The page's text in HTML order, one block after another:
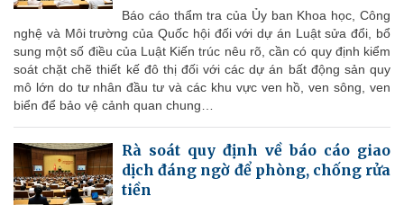
Báo cáo thẩm tra của Ủy ban Khoa học, Công
nghệ và Môi trường của Quốc hội đối với dự án Luật sửa đổi, bổ
sung một số điều của Luật Kiến trúc nêu rõ, cần có quy định kiểm
soát chặt chẽ thiết kế đô thị đối với các dự án bất động sản quy
mô lớn do tư nhân đầu tư và các khu vực ven hồ, ven sông, ven
biển để bảo vệ cảnh quan chung…
Rà soát quy định về báo cáo giao
dịch đáng ngờ để phòng, chống rửa
tiền